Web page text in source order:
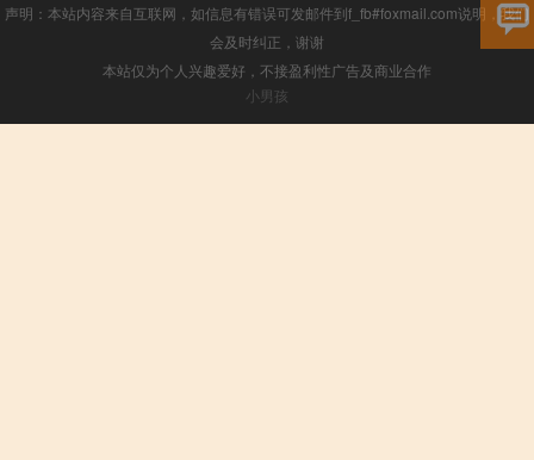
声明：本站内容来自互联网，如信息有错误可发邮件到f_fb#foxmail.com说明，我们
会及时纠正，谢谢
本站仅为个人兴趣爱好，不接盈利性广告及商业合作
小男孩